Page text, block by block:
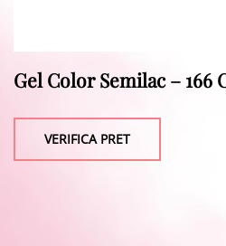
Gel Color Semilac – 166
VERIFICA PRET